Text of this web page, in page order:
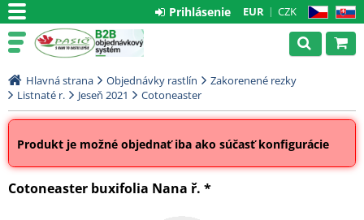
CZ SK
EUR CZK
Prihlásenie
Hlavná strana Objednávky rastlín
Zakorenené rezky
Listnaté r.
Jeseň 2021 Cotoneaster
Produkt je možné objednať iba ako súčasť konfigurácie
Cotoneaster buxifolia Nana ř. *